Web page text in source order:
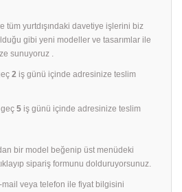
tüm yurtdışındaki davetiye işlerini biz
gibi yeni modeller ve tasarımlar ile
sunuyoruz .
2 iş günü içinde adresinize teslim
5 iş günü içinde adresinize teslim
bir model beğenip üst menüdeki
sipariş formunu dolduruyorsunuz.
mail veya telefon ile fiyat bilgisini